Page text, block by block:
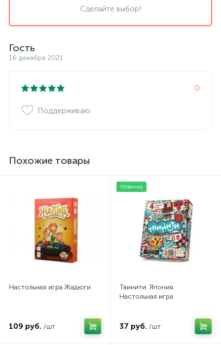
Сделайте выбор!
Гость
16 декабря 2021
0
Поддерживаю
Похожие товары
Настольная игра Жадюги
109 руб. /шт
Новинка
Твинити: Япония.
Настольная игра
37 руб. /шт